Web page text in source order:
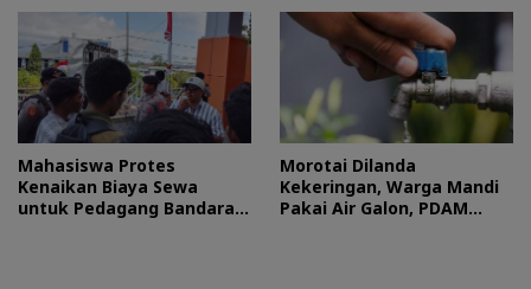
Mahasiswa Protes
Kenaikan Biaya Sewa
untuk Pedagang Bandara
Morotai Dilanda
Kekeringan, Warga Mandi
Pakai Air Galon, PDAM